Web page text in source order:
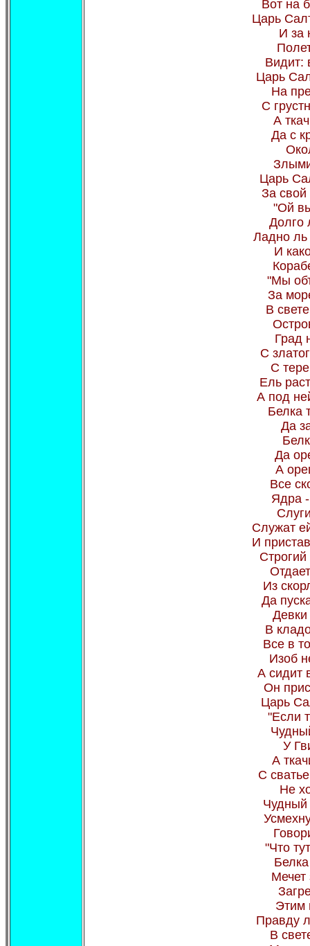
Вот на
Царь
И за
Видит:
Царь
На
С
А
Да с
Царь
За свой
"Ой
Долго
Ладно ль
И
"Мы
За
В
Град
С
С
Ель
А под
Белка
Да
Да
А
Все
Ядра
Служат
И
Строгий
Из
Да
В
Все в
Изоб
А сидит
Он
Царь
"Если
У
А
С
Не
Чудный
"Что
Мечет
Этим
Правду
В